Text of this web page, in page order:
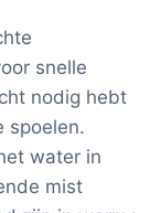
snelle
nodig hebt
spoelen.
water in
mist